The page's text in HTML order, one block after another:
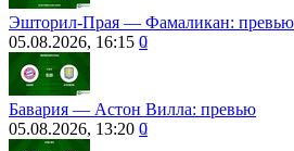
Эшторил-Прая — Фамаликан: превью
05.08.2026, 16:15 0
Бавария ― Астон Вилла: превью
05.08.2026, 13:20 0